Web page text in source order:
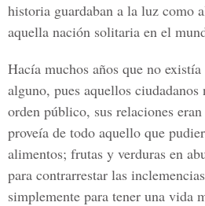
historia guardaban a la luz como
aquella nación solitaria en el
Hacía muchos años que no
alguno, pues aquellos
orden público, sus relaciones
proveía de todo aquello que
alimentos; frutas y verduras en
para contrarrestar las
simplemente para tener una vida